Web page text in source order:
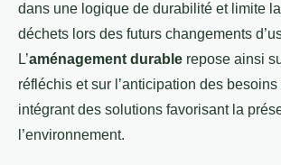
dans une logique de durabilité et limite
déchets lors des futurs changements
L’aménagement durable repose ainsi
réfléchis et sur l’anticipation des besoins
intégrant des solutions favorisant la
l’environnement.